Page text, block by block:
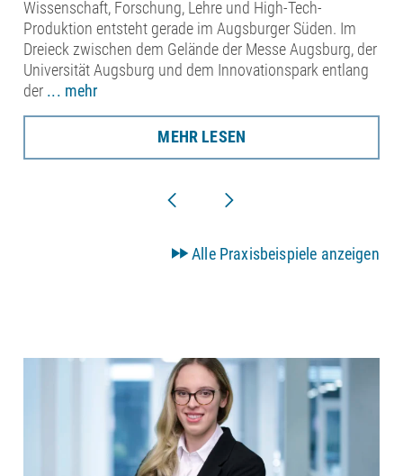
Wissenschaft, Forschung, Lehre und High-Tech-
Produktion entsteht gerade im Augsburger Süden. Im
Dreieck zwischen dem Gelände der Messe Augsburg, der
Universität Augsburg und dem Innovationspark entlang
der ... mehr
MEHR LESEN
Alle Praxisbeispiele anzeigen